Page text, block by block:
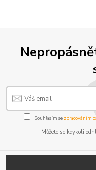
Souhlasím se zpracováním
Můžete se kdykoli